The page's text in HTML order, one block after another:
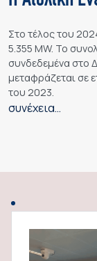
Στο τέλος του
5.355 ΜW. Το
συνδεδεμένα στο
μεταφράζεται σε
του 2023.
συνέχεια…